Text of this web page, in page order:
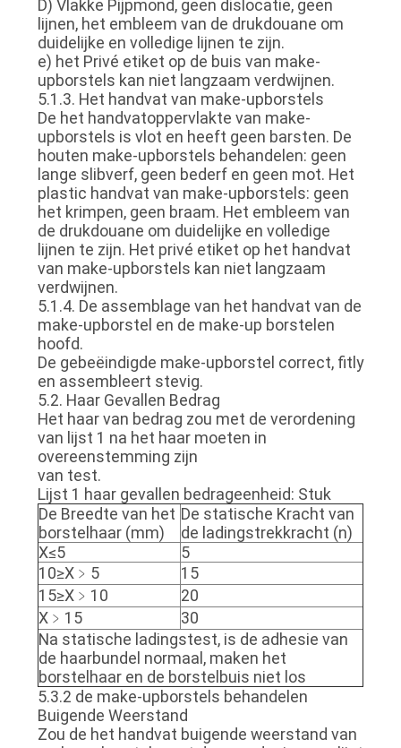
D) Vlakke Pijpmond, geen dislocatie, geen
lijnen, het embleem van de drukdouane om
duidelijke en volledige lijnen te zijn.
e) het Privé etiket op de buis van make-
upborstels kan niet langzaam verdwijnen.
5.1.3. Het handvat van make-upborstels
De het handvatoppervlakte van make-
upborstels is vlot en heeft geen barsten. De
houten make-upborstels behandelen: geen
lange slibverf, geen bederf en geen mot. Het
plastic handvat van make-upborstels: geen
het krimpen, geen braam. Het embleem van
de drukdouane om duidelijke en volledige
lijnen te zijn. Het privé etiket op het handvat
van make-upborstels kan niet langzaam
verdwijnen.
5.1.4. De assemblage van het handvat van de
make-upborstel en de make-up borstelen
hoofd.
De gebeëindigde make-upborstel correct, fitly
en assembleert stevig.
5.2. Haar Gevallen Bedrag
Het haar van bedrag zou met de verordening
van lijst 1 na het haar moeten in
overeenstemming zijn
van test.
Lijst 1 haar gevallen bedrageenheid: Stuk
De Breedte van het
borstelhaar (mm)
De statische Kracht van
de ladingstrekkracht (n)
X≤5
5
10≥X﹥5
15
15≥X﹥10
20
X﹥15
30
Na statische ladingstest, is de adhesie van
de haarbundel normaal, maken het
borstelhaar en de borstelbuis niet los
5.3.2 de make-upborstels behandelen
Buigende Weerstand
Zou de het handvat buigende weerstand van